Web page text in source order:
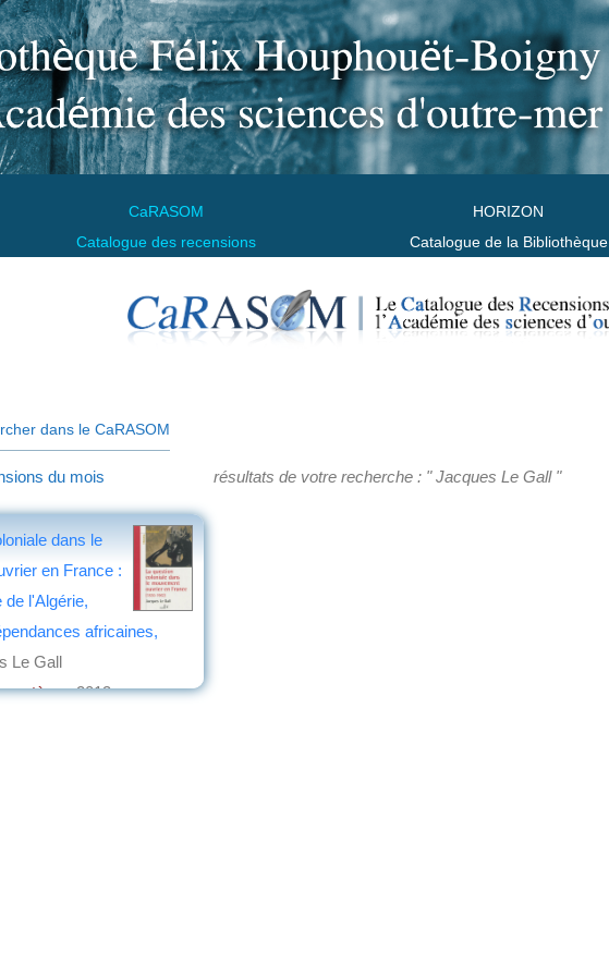
CaRASOM
Catalogue des recensions
HORIZON
Catalogue de la Bibliothèque
dans le CaRASOM
du mois résultats de votre recherche : " Jacques Le Gall "
dans le
en France :
de l'Algérie,
africaines,
Le Gall
, 2013